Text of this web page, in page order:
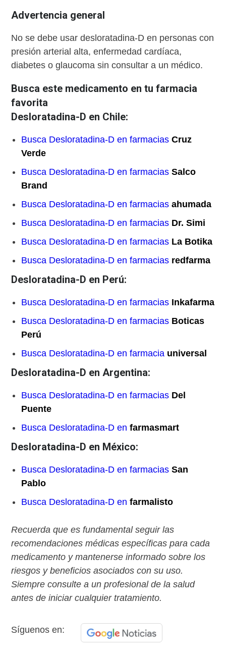
Advertencia general
No se debe usar desloratadina-D en personas con
presión arterial alta, enfermedad cardíaca,
diabetes o glaucoma sin consultar a un médico.
Busca este medicamento en tu farmacia
favorita
Desloratadina-D en Chile:
Busca Desloratadina-D en farmaciasCruz
Verde
Busca Desloratadina-D en farmaciasSalco
Brand
Busca Desloratadina-D en farmaciasahumada
Busca Desloratadina-D en farmacias Dr. Simi
Busca Desloratadina-D en farmacias La Botika
Busca Desloratadina-D en farmacias redfarma
Desloratadina-D en Perú:
Busca Desloratadina-D en farmacias Inkafarma
Busca Desloratadina-D en farmacias Boticas
Perú
Busca Desloratadina-D en farmacia universal
Desloratadina-D en Argentina:
Busca Desloratadina-D en farmacias Del
Puente
Busca Desloratadina-D enfarmasmart
Desloratadina-D en México:
Busca Desloratadina-D en farmaciasSan
Pablo
Busca Desloratadina-D enfarmalisto
Recuerda que es fundamental seguir las
recomendaciones médicas específicas para cada
medicamento y mantenerse informado sobre los
riesgos y beneficios asociados con su uso.
Siempre consulte a un profesional de la salud
antes de iniciar cualquier tratamiento.
Síguenos en: